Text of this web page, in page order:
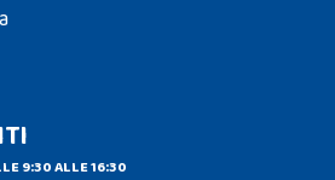
9:30 ALLE 16:30